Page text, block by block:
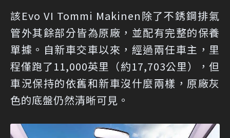
該Evo VI Tommi Makinen除了不銹鋼排氣
管外其餘部分皆為原廠，並配有完整的保養
單據。自新車交車以來，經過兩任車主，里
程僅跑了11,000英里（約17,703公里），但
車況保持的依舊和新車沒什麼兩樣，原廠灰
色的底盤仍然清晰可見。